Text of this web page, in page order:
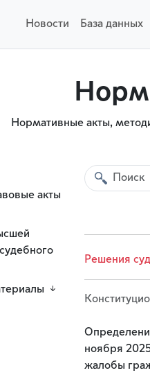
Новости База данных
Нормативные акты,
акты
Решения
ноября
жалобы